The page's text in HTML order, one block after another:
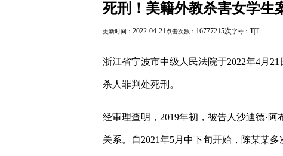
死刑！美籍外教杀害女学生
更新时间： 2022-04-21点击次数： 16777215次字号： T|T
浙江省宁波市中级人民法院于2022年4月
杀人罪判处死刑。
经审理查明，2019年初，被告人沙迪德·
关系。自2021年5月中下旬开始，陈某某